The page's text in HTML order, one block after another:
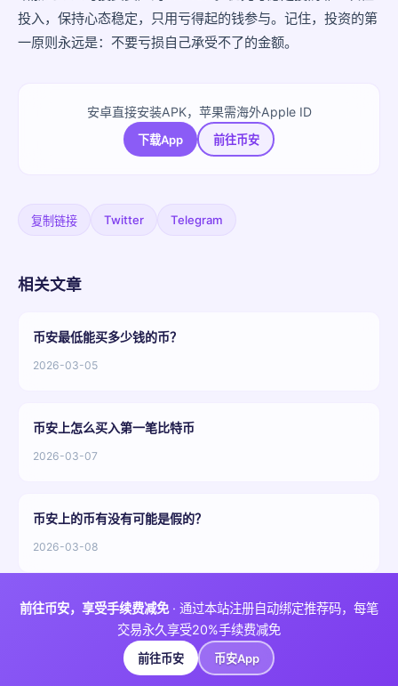
投入，保持心态稳定，只用亏得起的钱参与。记住，投资的第
一原则永远是：不要亏损自己承受不了的金额。
安卓直接安装APK，苹果需海外Apple ID
下载App 前往币安
复制链接 Twitter Telegram
相关文章
币安最低能买多少钱的币？
2026-03-05
币安上怎么买入第一笔比特币
2026-03-07
币安上的币有没有可能是假的？
2026-03-08
前往币安，享受手续费减免· 通过本站注册自动绑定推荐码，每笔
交易永久享受20%手续费减免
前往币安 币安App